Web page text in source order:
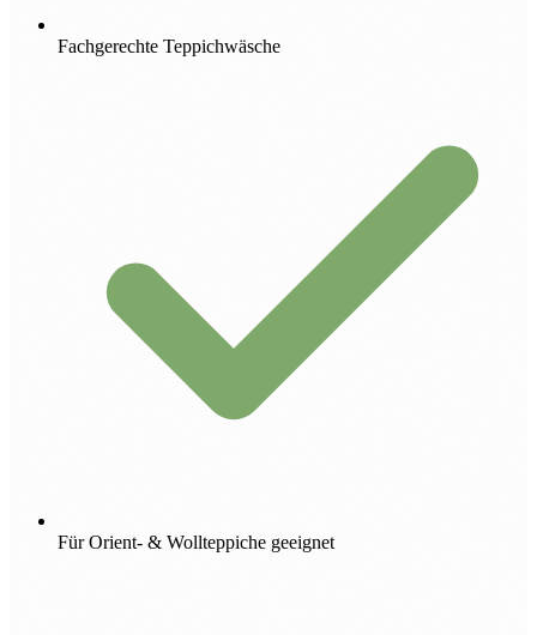
Fachgerechte Teppichwäsche
Für Orient- & Wollteppiche geeignet